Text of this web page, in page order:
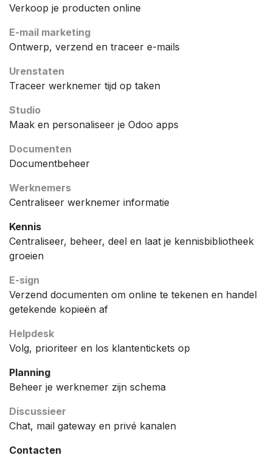
Verkoop je producten online
E-mail marketing
Ontwerp, verzend en traceer e-mails
Urenstaten
Traceer werknemer tijd op taken
Studio
Maak en personaliseer je Odoo apps
Documenten
Documentbeheer
Werknemers
Centraliseer werknemer informatie
Kennis
Centraliseer, beheer, deel en laat je kennisbibliotheek
groeien
E-sign
Verzend documenten om online te tekenen en handel
getekende kopieën af
Helpdesk
Volg, prioriteer en los klantentickets op
Planning
Beheer je werknemer zijn schema
Discussieer
Chat, mail gateway en privé kanalen
Contacten